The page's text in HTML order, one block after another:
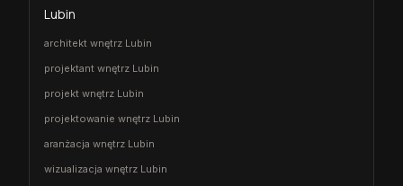
Lubin
architekt wnętrz Lubin
projektant wnętrz Lubin
projekt wnętrz Lubin
projektowanie wnętrz Lubin
aranżacja wnętrz Lubin
wizualizacja wnętrz Lubin